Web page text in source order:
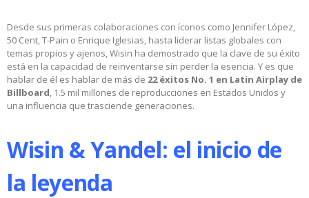
Desde sus primeras colaboraciones con íconos como Jennifer López,
50 Cent, T-Pain o Enrique Iglesias, hasta liderar listas globales con
temas propios y ajenos, Wisin ha demostrado que la clave de su éxito
está en la capacidad de reinventarse sin perder la esencia. Y es que
hablar de él es hablar de más de 22 éxitos No. 1 en Latin Airplay de
Billboard, 1.5 mil millones de reproducciones en Estados Unidos y
una influencia que trasciende generaciones.
Wisin & Yandel: el inicio de
la leyenda